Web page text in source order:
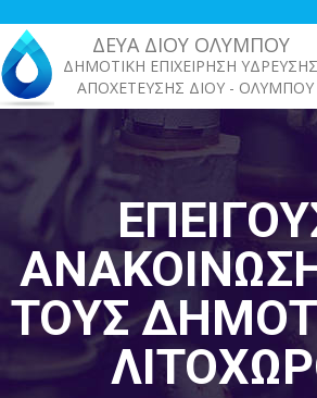
προς
το
κυρίως
περιεχόμενο
ΔΕΥΑ ΔΙΟΥ ΟΛΥΜΠΟΥ
ΔΗΜΟΤΙΚΗ ΕΠΙΧΕΙΡΗΣΗ
ΑΠΟΧΕΤΕΥΣΗΣ ΔΙΟΥ - ΟΛΥΜΠΟΥ
ΤΟΥΣ